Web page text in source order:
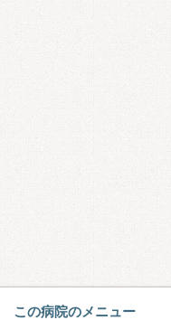
この病院のメニュー